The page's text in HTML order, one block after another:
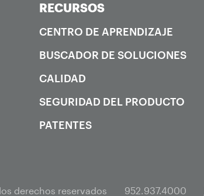
RECURSOS
CENTRO DE APRENDIZAJE
BUSCADOR DE SOLUCIONES
CALIDAD
SEGURIDAD DEL PRODUCTO
PATENTES
derechos reservados 952.937.4000